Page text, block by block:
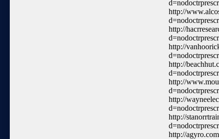
http://
http://
http://
http://
http://
http://
http://
http://